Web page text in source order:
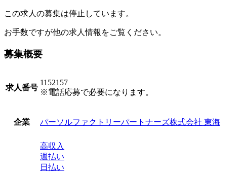
この求人の募集は停止しています。
お手数ですが他の求人情報をご覧ください。
募集概要
求人番号
1152157
※電話応募で必要になります。
企業 パーソルファクトリーパートナーズ株式会社 東海
高収入
週払い
日払い